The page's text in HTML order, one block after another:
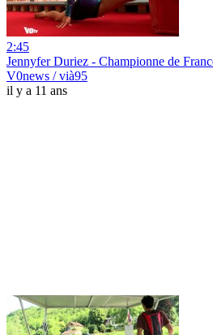
2:45
Jennyfer Duriez - Championne de
V0news / vià95
il y a 11 ans